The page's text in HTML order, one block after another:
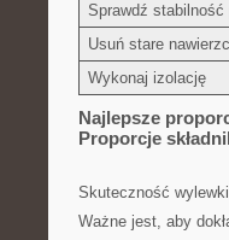
Sprawdź stabilność
Usuń stare
Wykonaj izolację
Najlepsze
Proporcje⁢
Skuteczność
Ważne⁣ jest,⁢ aby